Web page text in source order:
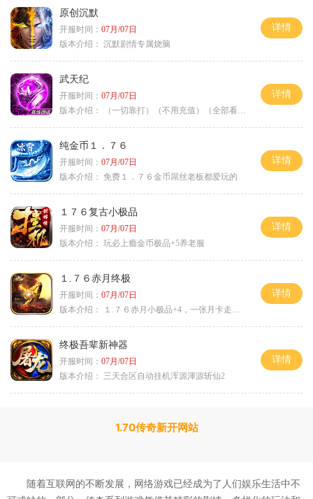
原创沉默
开服时间： 07月/07日
版本介绍： 沉默剧情专属烧脑
详情
武天纪
开服时间： 07月/07日
版本介绍：
（一切靠打）（不用充值）（全部看脸）
详情
纯金币１．７６
开服时间： 07月/07日
版本介绍： 免费１．７６金币屌丝老板都爱玩的
详情
１７６复古小极品
开服时间： 07月/07日
版本介绍： 玩必上瘾金币极品+5养老服
详情
１.７６赤月终极
开服时间： 07月/07日
版本介绍：
１.７６赤月小极品+4，一张月卡走天涯c
详情
终极吾辈新神器
开服时间： 07月/07日
版本介绍：
三天合区自动挂机浑源渾源斩仙2
详情
1.70传奇新开网站
随着互联网的不断发展，网络游戏已经成为了人们娱乐生活中不